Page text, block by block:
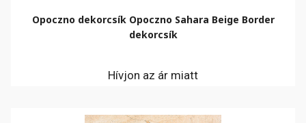
Opoczno dekorcsík Opoczno Sahara Beige Border
dekorcsík
Hívjon az ár miatt